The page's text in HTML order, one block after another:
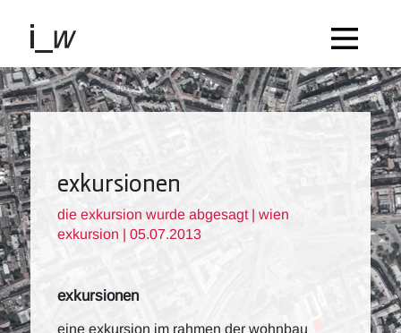
exkursionen
die exkursion wurde abgesagt | wien
exkursion | 05.07.2013
exkursionen
eine exkursion im rahmen derwohnbau